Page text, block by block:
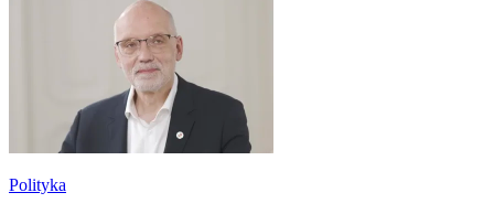
Polityka